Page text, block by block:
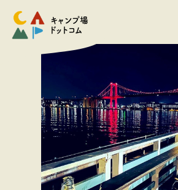
キャンプ場
ドットコム
予約